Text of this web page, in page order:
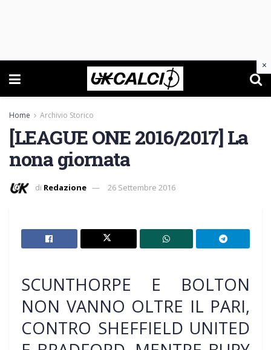
Home Archivio Storico
[LEAGUE ONE 2016/2017] La
nona giornata
di Redazione 26 Settembre 2016
SCUNTHORPE E BOLTON
NON VANNO OLTRE IL PARI,
CONTRO SHEFFIELD UNITED
×